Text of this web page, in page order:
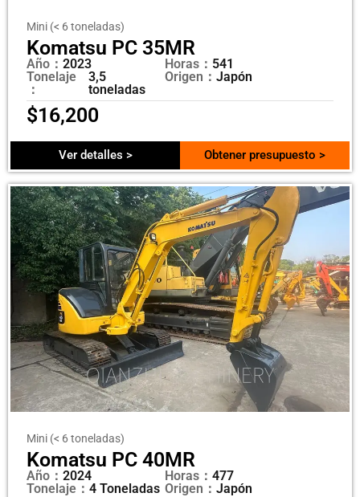
Mini (< 6 toneladas)
Komatsu PC 35MR
Año： 2023
Tonelaje
：
3,5
toneladas
Horas： 541
Origen： Japón
$16,200
Ver detalles > Obtener presupuesto >
Mini (< 6 toneladas)
Komatsu PC 40MR
Año： 2024
Tonelaje： 4 Toneladas
Horas： 477
Origen： Japón